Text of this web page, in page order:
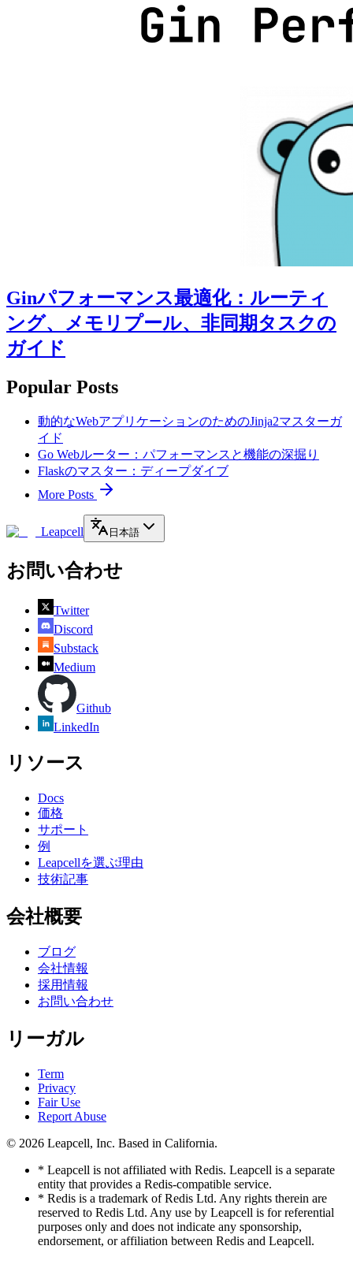
Ginパフォーマンス最適化：ルーティ
ング、メモリプール、非同期タスクの
ガイド
Popular Posts
動的なWebアプリケーションのためのJinja2マスターガ
イド
Go Webルーター：パフォーマンスと機能の深掘り
Flaskのマスター：ディープダイブ
More Posts
Leapcell 日本語
お問い合わせ
Twitter
Discord
Substack
Medium
Github
LinkedIn
リソース
Docs
価格
サポート
例
Leapcellを選ぶ理由
技術記事
会社概要
ブログ
会社情報
採用情報
お問い合わせ
リーガル
Term
Privacy
Fair Use
Report Abuse
© 2026 Leapcell, Inc. Based in California.
* Leapcell is not affiliated with Redis. Leapcell is a separate
entity that provides a Redis-compatible service.
* Redis is a trademark of Redis Ltd. Any rights therein are
reserved to Redis Ltd. Any use by Leapcell is for referential
purposes only and does not indicate any sponsorship,
endorsement, or affiliation between Redis and Leapcell.